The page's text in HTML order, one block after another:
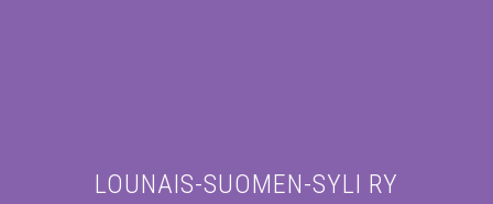
LOUNAIS-SUOMEN-SYLI RY